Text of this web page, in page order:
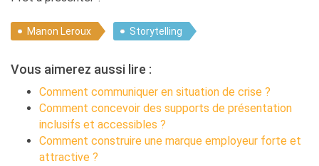
Manon Leroux Storytelling
Vous aimerez aussi lire :
Comment communiquer en situation de crise ?
Comment concevoir des supports de présentation
inclusifs et accessibles ?
Comment construire une marque employeur forte et
attractive ?